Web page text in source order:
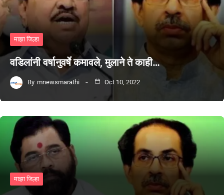
माझा जिल्हा
वडिलांनी वर्षानुवर्षे कमावले, मुलाने ते काही…
By mnewsmarathi Oct 10, 2022
माझा जिल्हा